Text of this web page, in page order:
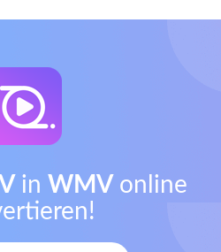
in WMV online